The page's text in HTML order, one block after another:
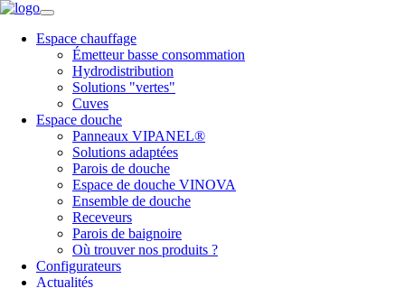
Espace chauffage
Émetteur basse consommation
Hydrodistribution
Solutions "vertes"
Cuves
Espace douche
Panneaux VIPANEL®
Solutions adaptées
Parois de douche
Espace de douche VINOVA
Ensemble de douche
Receveurs
Parois de baignoire
Où trouver nos produits ?
Configurateurs
Actualités